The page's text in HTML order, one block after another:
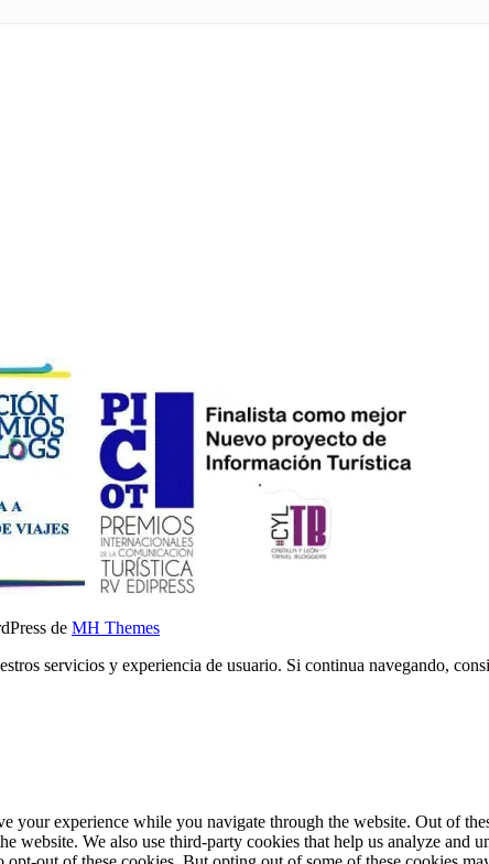
de MH Themes
servicios y experiencia de usuario. Si continua navegando,
your experience while you navigate through the website. Out of
website. We also use third-party cookies that help us analyze